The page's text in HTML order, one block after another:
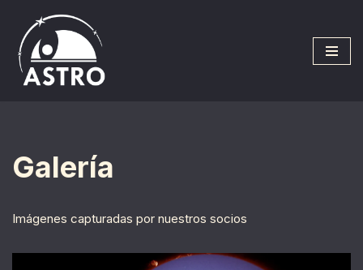
Saltar
al
contenido
Galería
Imágenes capturadas por nuestros socios